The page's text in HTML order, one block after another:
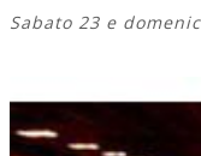
Sabato 23 e